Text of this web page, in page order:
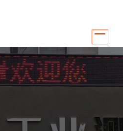
有限公司是国内较早从事温控行业自动